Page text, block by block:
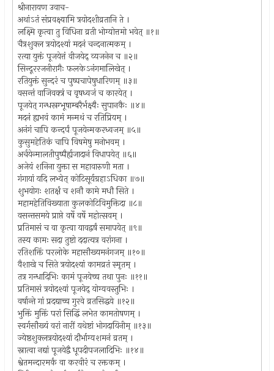
श्रीनारायण उवाच-
अथांऽतं संप्रवक्ष्यामि त्रयोदशीव्रतानि ते ।
लक्ष्मि कृत्वा तु विधिना व्रती भोग्योत्तमो भवेत् ॥१॥
चैत्रशुक्ल त्रयोदश्यां मदनं चन्दनात्मकम् ।
रत्या युक्तं पूजयेत्तं वीजयेद् व्यजनेन च ॥२॥
सिन्दूररजनीरागैः फलकेऽनंगमालिखेत् ।
रतियुक्तं सुन्दरं च पुष्पचापेषुधारिणम् ॥३॥
वसन्तं वाजिवक्त्रं च वृषध्वजं च कारयेत् ।
पूजयेत् गन्धस्रग्भूषाम्बरैर्भक्ष्यैः सुपानकैः ॥४॥
मदनं ह्यभवं कामं मन्मथं च रतिप्रियम् ।
अनंगं चापि कन्दर्पं पूजयेन्मकरध्वजम् ॥५॥
कुसुमहेतिकं चापि विषमेषु मनोभवम् ।
अर्चयेन्मालतीपुष्पैर्ह्यजादानं विधापयेत् ॥६॥
अजेयं शनिना युक्ता स महावारुणी मता ।
गंगायां यदि लभ्येत् कोटिसूर्यग्रहाऽधिका ॥७॥
शुभयोगः शतर्क्षं च शनौ कामे मधौ सिते ।
महामहेतिविख्याता कुलकोटिविमुक्तिदा ॥८॥
वसन्तसमये प्राप्ते वर्षे वर्षे महोत्सवम् ।
प्रतिमासं च वा कृत्वा यावद्वर्षं समापयेत् ॥९॥
तस्य कामः सदा तुष्टो ददात्यत्र वरांगना ।
रतिशक्तिं परलोके महासौख्यमनंगजम् ॥१०॥
वैशाखे च सिते त्रयोदश्यां कामव्रतं स्मृतम् ।
तत्र गन्धादिभिः कामं पूजयेच्च तथा पुनः ॥११॥
प्रतिमासं त्रयोदश्यां पूजयेद् योग्यवस्तुभिः ।
वर्षान्ते गां प्रदद्याच्च गुरवे व्रतसिद्धये ॥१२॥
भुक्तिं मुक्तिं परां सिद्धिं लभेत कामतोषणम् ।
स्वर्गसौख्यं वरां नारीं यथेष्टां भोगदायिनीम् ॥१३॥
ज्येष्ठशुक्लत्रयोदश्यां दौर्भाग्यशमनं व्रतम् ।
स्नात्वा नद्यां पूजयेद्वै धूपदीपजलादिभिः ॥१४॥
श्वेतमन्दारमर्कं वा करवीरं च रक्तकम् ।